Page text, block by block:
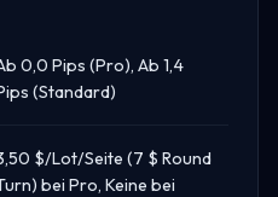
0,0 Pips (Pro), Ab 1,4
(Standard)
$/Lot/Seite (7 $ Round
bei Pro, Keine bei